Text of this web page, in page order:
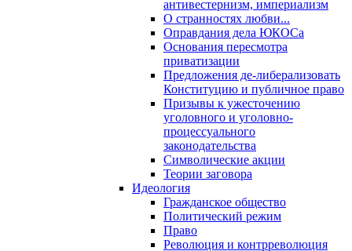
антивестернизм, империализм
О странностях любви...
Оправдания дела ЮКОСа
Основания пересмотра
приватизации
Предложения де-либерализовать
Конституцию и публичное право
Призывы к ужесточению
уголовного и уголовно-
процессуального
законодательства
Символические акции
Теории заговора
Идеология
Гражданское общество
Политический режим
Право
Революция и контрреволюция